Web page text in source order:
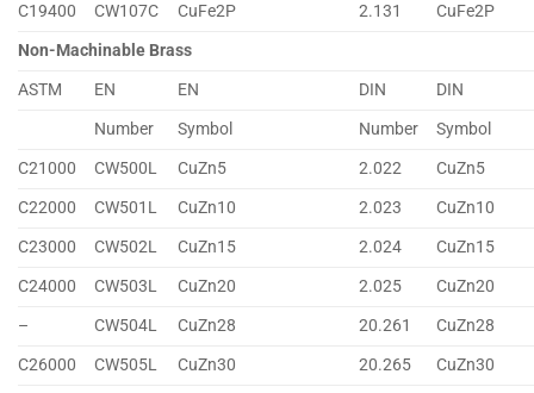
C19400
CW107C CuFe2P 2.131
CuFe2P
Non-Machinable Brass
ASTM
EN EN DIN
DIN
Number
Symbol Number
Symbol
C21000
CW500L CuZn5 2.022
CuZn5
C22000
CW501L CuZn10 2.023
CuZn10
C23000
CW502L CuZn15 2.024
CuZn15
C24000
CW503L CuZn20 2.025
CuZn20
–
CW504L CuZn28 20.261
CuZn28
C26000
CW505L CuZn30 20.265
CuZn30